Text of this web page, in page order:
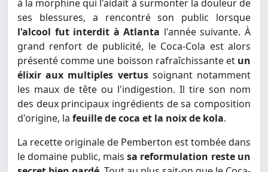
à la morphine qui l'aidait à surmonter la douleur de
ses blessures, a rencontré son public lorsque
l'alcool fut interdit à Atlanta l'année suivante. À
grand renfort de publicité, le Coca-Cola est alors
présenté comme une boisson rafraîchissante et un
élixir aux multiples vertussoignant notamment
les maux de tête ou l'indigestion. Il tire son nom
des deux principaux ingrédients de sa composition
d'origine, la feuille de coca et la noix de kola.
La recette originale de Pemberton est tombée dans
le domaine public, maissa reformulation reste un